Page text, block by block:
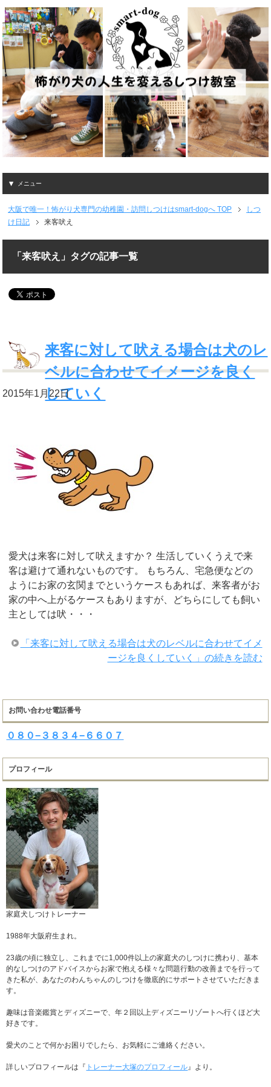
メニュー
大阪で唯一！怖がり犬専門の幼稚園・訪問しつけはsmart-dogへ TOP
しつ
け日記
来客吠え
「来客吠え」タグの記事一覧
来客に対して吠える場合は犬のレ
ベルに合わせてイメージを良く
していく
2015年1月22日
愛犬は来客に対して吠えますか？ 生活していくうえで来
客は避けて通れないものです。 もちろん、宅急便などの
ようにお家の玄関までというケースもあれば、来客者がお
家の中へ上がるケースもありますが、どちらにしても飼い
主としては吠・・・
「来客に対して吠える場合は犬のレベルに合わせてイメ
ージを良くしていく」の続きを読む
お問い合わせ電話番号
０８０−３８３４−６６０７
プロフィール
家庭犬しつけトレーナー
1988年大阪府生まれ。
23歳の頃に独立し、これまでに1,000件以上の家庭犬のしつけに携わり、基本
的なしつけのアドバイスからお家で抱える様々な問題行動の改善までを行って
きた私が、あなたのわんちゃんのしつけを徹底的にサポートさせていただきま
す。
趣味は音楽鑑賞とディズニーで、年２回以上ディズニーリゾートへ行くほど大
好きです。
愛犬のことで何かお困りでしたら、お気軽にご連絡ください。
詳しいプロフィールは『 トレーナー大塚のプロフィール 』より。